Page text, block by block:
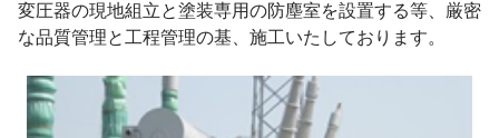
変圧器の現地組立と塗装専用の防塵室を設置する等、厳密
な品質管理と工程管理の基、施工いたしております。